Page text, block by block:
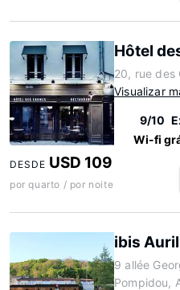
Hôtel
20, rue des
Visualizar
9/10
Wi-fi
DESDE USD 109
por quarto / por noite
ibis
9 allée
Pompidou,